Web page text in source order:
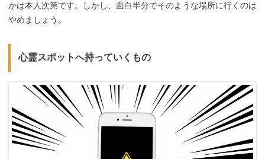
かは本人次第です。しかし、面白半分でそのような場所に行くのは
やめましょう。
心霊スポットへ持っていくもの